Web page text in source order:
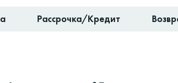
Рассрочка/Кредит